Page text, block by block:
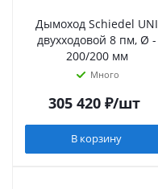
Дымоход Schiedel UNI
двухходовой 8 пм, Ø -
200/200 мм
Много
305 420₽/шт
В корзину